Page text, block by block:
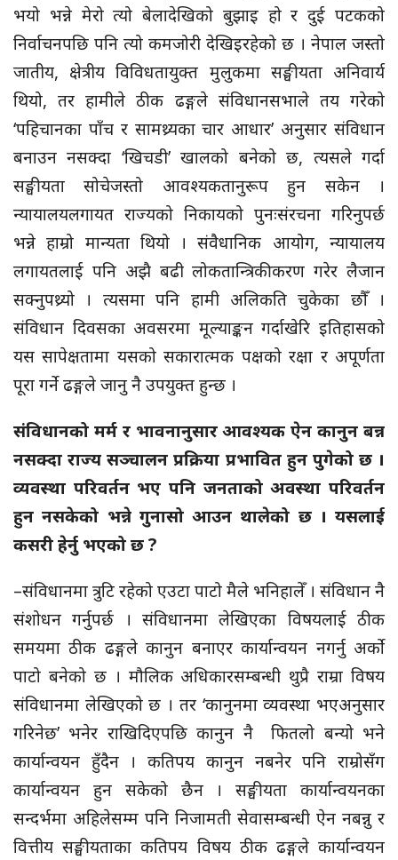
भयो भन्ने मेरो त्यो बेलादेखिको बुझाइ हो र दुई पटकको
निर्वाचनपछि पनि त्यो कमजोरी देखिइरहेको छ । नेपाल जस्तो
जातीय, क्षेत्रीय विविधतायुक्त मुलुकमा सङ्घीयता अनिवार्य
थियो, तर हामीले ठीक ढङ्गले संविधानसभाले तय गरेको
‘पहिचानका पाँच र सामथ्र्यका चार आधार’ अनुसार संविधान
बनाउन नसक्दा ‘खिचडी’ खालको बनेको छ, त्यसले गर्दा
सङ्घीयता सोचेजस्तो आवश्यकतानुरूप हुन सकेन ।
न्यायालयलगायत राज्यको निकायको पुनःसंरचना गरिनुपर्छ
भन्ने हाम्रो मान्यता थियो । संवैधानिक आयोग, न्यायालय
लगायतलाई पनि अझै बढी लोकतान्त्रिकीकरण गरेर लैजान
सक्नुपथ्र्यो । त्यसमा पनि हामी अलिकति चुकेका छौँ ।
संविधान दिवसका अवसरमा मूल्याङ्कन गर्दाखेरि इतिहासको
यस सापेक्षतामा यसको सकारात्मक पक्षको रक्षा र अपूर्णता
पूरा गर्ने ढङ्गले जानु नै उपयुक्त हुन्छ ।
संविधानको मर्म र भावनानुसार आवश्यक ऐन कानुन बन्न
नसक्दा राज्य सञ्चालन प्रक्रिया प्रभावित हुन पुगेको छ ।
व्यवस्था परिवर्तन भए पनि जनताको अवस्था परिवर्तन
हुन नसकेको भन्ने गुनासो आउन थालेको छ । यसलाई
कसरी हेर्नु भएको छ ?
–संविधानमा त्रुटि रहेको एउटा पाटो मैले भनिहालेँ । संविधान नै
संशोधन गर्नुपर्छ । संविधानमा लेखिएका विषयलाई ठीक
समयमा ठीक ढङ्गले कानुन बनाएर कार्यान्वयन नगर्नु अर्को
पाटो बनेको छ । मौलिक अधिकारसम्बन्धी थुप्रै राम्रा विषय
संविधानमा लेखिएको छ । तर ‘कानुनमा व्यवस्था भएअनुसार
गरिनेछ’ भनेर राखिदिएपछि कानुन नै फितलो बन्यो भने
कार्यान्वयन हुँदैन । कतिपय कानुन नबनेर पनि राम्रोसँग
कार्यान्वयन हुन सकेको छैन । सङ्घीयता कार्यान्वयनका
सन्दर्भमा अहिलेसम्म पनि निजामती सेवासम्बन्धी ऐन नबन्नु र
वित्तीय सङ्घीयताका कतिपय विषय ठीक ढङ्गले कार्यान्वयन